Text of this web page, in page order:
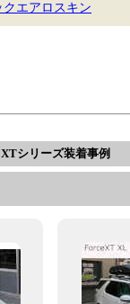
エアロスキン
シリーズ装着事例